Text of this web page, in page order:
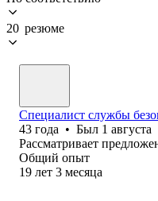
20 резюме
Специалист службы
43 года • Был 1 августа
Рассматривает
Общий опыт
19 лет 3 месяца